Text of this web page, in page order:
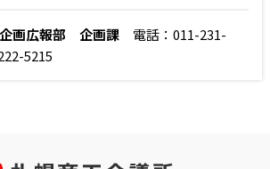
画広報部 企画課電話：011-231-
5215